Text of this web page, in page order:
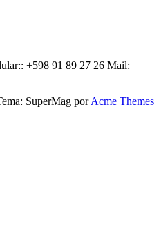
+598 91 89 27 26 Mail:
SuperMag porAcme Themes